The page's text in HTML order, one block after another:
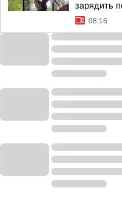
зарядить
08:16